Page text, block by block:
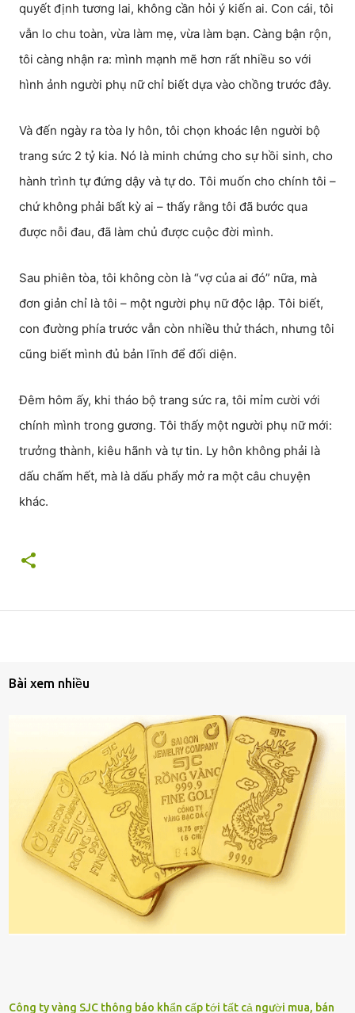
quyết định tương lai, không cần hỏi ý kiến ai. Con cái, tôi
vẫn lo chu toàn, vừa làm mẹ, vừa làm bạn. Càng bận rộn,
tôi càng nhận ra: mình mạnh mẽ hơn rất nhiều so với
hình ảnh người phụ nữ chỉ biết dựa vào chồng trước đây.
Và đến ngày ra tòa ly hôn, tôi chọn khoác lên người bộ
trang sức 2 tỷ kia. Nó là minh chứng cho sự hồi sinh, cho
hành trình tự đứng dậy và tự do. Tôi muốn cho chính tôi –
chứ không phải bất kỳ ai – thấy rằng tôi đã bước qua
được nỗi đau, đã làm chủ được cuộc đời mình.
Sau phiên tòa, tôi không còn là “vợ của ai đó” nữa, mà
đơn giản chỉ là tôi – một người phụ nữ độc lập. Tôi biết,
con đường phía trước vẫn còn nhiều thử thách, nhưng tôi
cũng biết mình đủ bản lĩnh để đối diện.
Đêm hôm ấy, khi tháo bộ trang sức ra, tôi mỉm cười với
chính mình trong gương. Tôi thấy một người phụ nữ mới:
trưởng thành, kiêu hãnh và tự tin. Ly hôn không phải là
dấu chấm hết, mà là dấu phẩy mở ra một câu chuyện
khác.
Bài xem nhiều
Công ty vàng SJC thông báo khẩn cấp tới tất cả người mua, bán